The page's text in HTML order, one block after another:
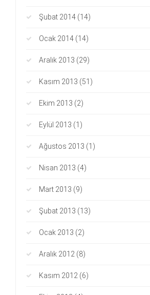
Şubat 2014 (14)
Ocak 2014 (14)
Aralık 2013 (29)
Kasım 2013 (51)
Ekim 2013 (2)
Eylül 2013 (1)
Ağustos 2013 (1)
Nisan 2013 (4)
Mart 2013 (9)
Şubat 2013 (13)
Ocak 2013 (2)
Aralık 2012 (8)
Kasım 2012 (6)